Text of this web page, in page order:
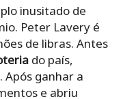
inusitado de
Peter Lavery é
de libras. Antes
do país,
ganhar a
e abriu